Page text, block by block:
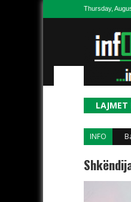
Skip to content
Thursday,
LAJMET
INFO